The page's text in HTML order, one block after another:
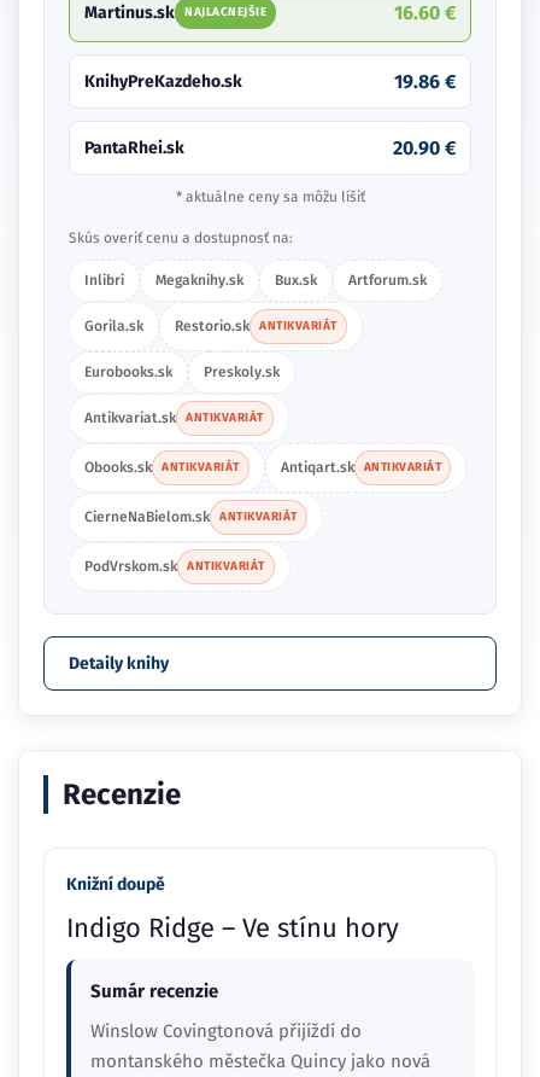
Martinus.sk NAJLACNEJŠIE 16.60 €
KnihyPreKazdeho.sk 19.86 €
PantaRhei.sk 20.90 €
* aktuálne ceny sa môžu líšiť
Skús overiť cenu a dostupnosť na:
Inlibri Megaknihy.sk Bux.sk Artforum.sk
Gorila.sk Restorio.sk ANTIKVARIÁT
Eurobooks.sk Preskoly.sk
Antikvariat.sk ANTIKVARIÁT
Obooks.sk ANTIKVARIÁT Antiqart.sk ANTIKVARIÁT
CierneNaBielom.sk ANTIKVARIÁT
PodVrskom.sk ANTIKVARIÁT
Detaily knihy
Recenzie
Knižní doupě
Indigo Ridge – Ve stínu hory
Sumár recenzie
Winslow Covingtonová přijíždí do
montanského městečka Quincy jako nová